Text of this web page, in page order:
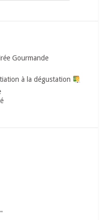
Gourmande
à la dégustation